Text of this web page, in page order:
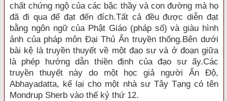
chất chứng ngộ của các bậc thầy và con đường mà họ
đã đi qua để đạt đến đích.Tất cả đều được diễn đạt
bằng ngôn ngữ của Phật Giáo (pháp số) và giàu hình
ảnh của pháp môn Ðại Thủ Ấn truyền thống.Bên dưới
bài kệ là truyền thuyết về một đạo sư và ở đoạn giữa
là phép hướng dẫn thiền định của đạo sư ấy.Các
truyền thuyết này do một học giả người Ấn Ðộ,
Abhayadatta, kể lại cho một nhà sư Tây Tạng có tên
Mondrup Sherb vào thế kỷ thứ 12.